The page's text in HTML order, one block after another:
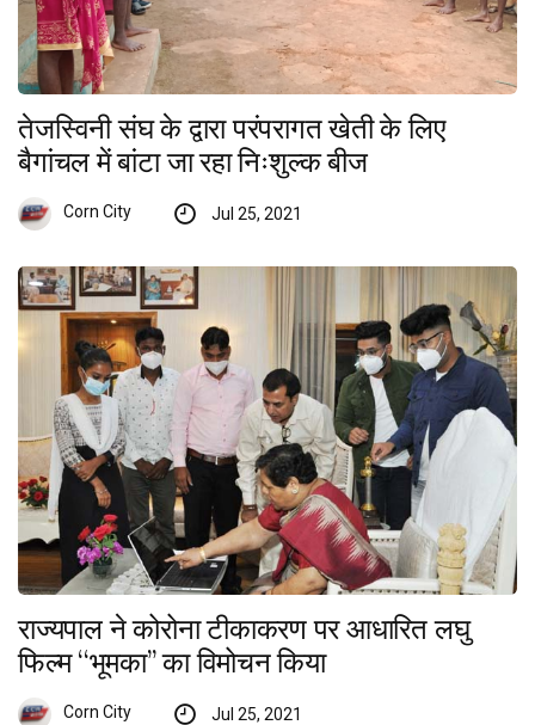
तेजस्विनी संघ के द्वारा परंपरागत खेती के लिए
बैगांचल में बांटा जा रहा निःशुल्क बीज
Corn City Jul 25, 2021
राज्यपाल ने कोरोना टीकाकरण पर आधारित लघु
फिल्म ‘‘भूमका’’ का विमोचन किया
Corn City Jul 25, 2021